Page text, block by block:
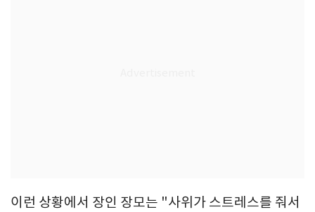
이런 상황에서 장인 장모는 "사위가 스트레스를 줘서